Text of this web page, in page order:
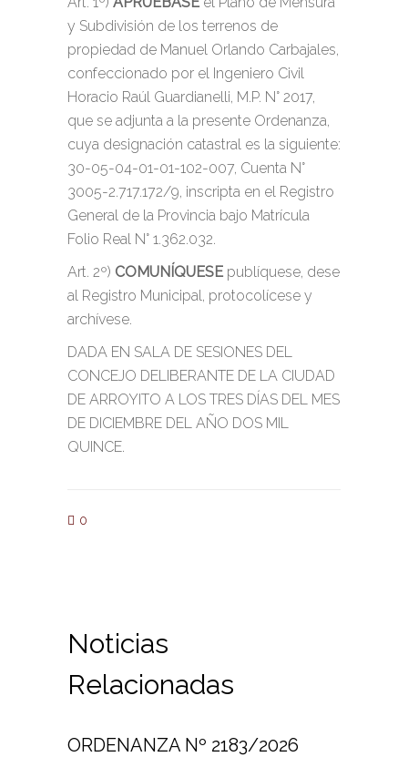
y Subdivisión de los terrenos de
propiedad de Manuel Orlando Carbajales,
confeccionado por el Ingeniero Civil
Horacio Raúl Guardianelli, M.P. N° 2017,
que se adjunta a la presente Ordenanza,
cuya designación catastral es la siguiente:
30-05-04-01-01-102-007, Cuenta N°
3005-2.717.172/9, inscripta en el Registro
General de la Provincia bajo Matrícula
Folio Real N° 1.362.032.
Art. 2º) COMUNÍQUESE publíquese, dese
al Registro Municipal, protocolícese y
archívese.
DADA EN SALA DE SESIONES DEL
CONCEJO DELIBERANTE DE LA CIUDAD
DE ARROYITO A LOS TRES DÍAS DEL MES
DE DICIEMBRE DEL AÑO DOS MIL
QUINCE.
0
Noticias
Relacionadas
ORDENANZA Nº 2183/2026